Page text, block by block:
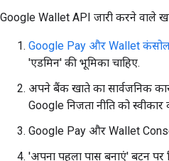
Google Wallet API जारी करने वाले
Google Pay और Wallet
'एडमिन' की भूमिका चाहिए.
अपने बैंक खाते का सार्वजनिक
Google निजता नीति को स्वीकार
Google Pay और Wallet
'अपना पहला पास बनाएं' बटन